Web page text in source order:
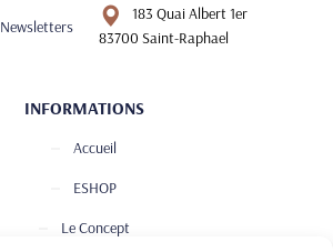
Newsletters
183 Quai Albert 1er
83700 Saint-Raphael
INFORMATIONS
Accueil
ESHOP
Le Concept